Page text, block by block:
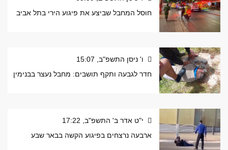
חוסל המחבל שביצע את פיגוע הירי בתל אביב
ו' ניסן התשפ"ב, 15:07
חדר לגבעה ותקף תושבים: מחבל נעצר בבנימין
י"ט אדר ב' התשפ"ב, 17:22
ארבעה נרצחים בפיגוע הקשה בבאר שבע